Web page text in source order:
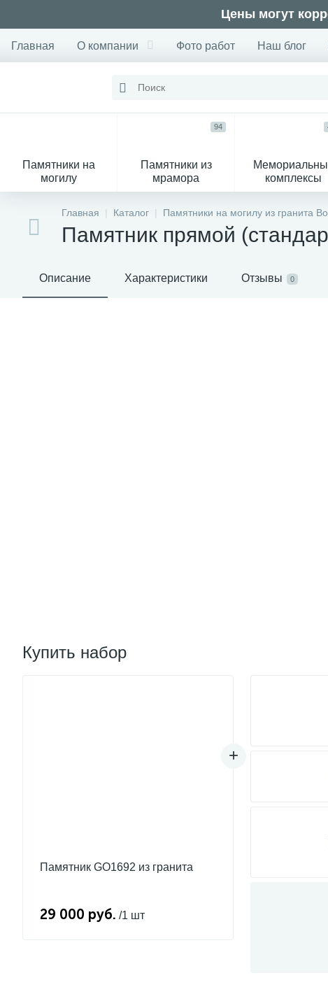
Цены могут
Главная О компании Фото работ Наш блог
Памятники на
могилу
Памятники из
мрамора
94
комплексы
Главная Каталог Памятники на могилу из гранита
Памятник прямой
Описание Характеристики Отзывы 0
Купить набор
Памятник GO1692 из гранита
29 000 руб. /1 шт